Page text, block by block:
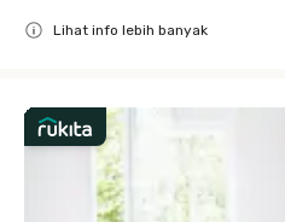
Lihat info lebih banyak